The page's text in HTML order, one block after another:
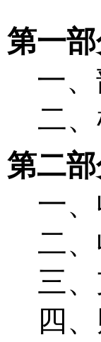
第一
一、
二、
第二
一
二
三
四